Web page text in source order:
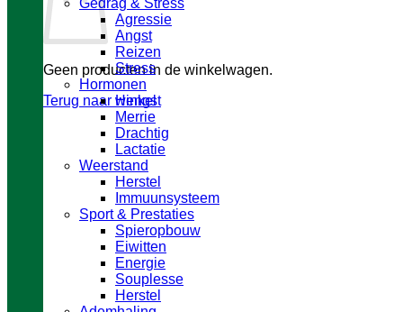
Geen producten in de winkelwagen.
Terug naar winkel
Gedrag & Stress
Agressie
Angst
Reizen
Stress
Hormonen
Hengst
Merrie
Drachtig
Lactatie
Weerstand
Herstel
Immuunsysteem
Sport & Prestaties
Spieropbouw
Eiwitten
Energie
Souplesse
Herstel